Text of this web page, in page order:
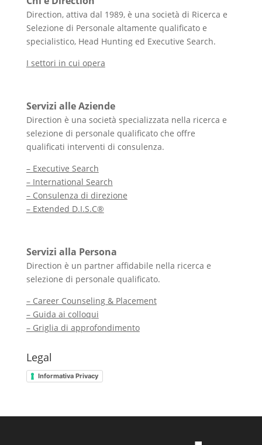
Direction, attiva dal 1989, è una società di Ricerca e
Selezione di Personale altamente qualificato e
specialistico, Head Hunting ed Executive Search.
I settori in cui opera
Servizi alle Aziende
Direction è una società specializzata nella ricerca e
selezione di personale qualificato che offre
qualificati interventi di consulenza.
– Executive Search
– International Search
– Consulenza di direzione
– Extended D.I.S.C®
Servizi alla Persona
Direction è un partner affidabile nella ricerca e
selezione di personale qualificato.
– Career Counseling & Placement
– Guida ai colloqui
– Griglia di approfondimento
Legal
Informativa Privacy